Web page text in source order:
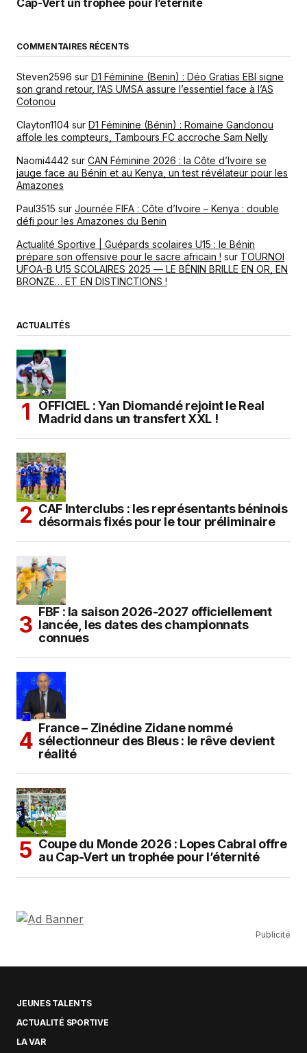
COMMENTAIRES RÉCENTS
Steven2596 sur D1 Féminine (Benin) : Déo Gratias EBI signe
son grand retour, l’AS UMSA assure l’essentiel face à l’AS
Cotonou
Clayton1104 sur D1 Féminine (Bénin) : Romaine Gandonou
affole les compteurs, Tambours FC accroche Sam Nelly
Naomi4442 sur CAN Féminine 2026 : la Côte d’Ivoire se
jauge face au Bénin et au Kenya, un test révélateur pour les
Amazones
Paul3515 sur Journée FIFA : Côte d’Ivoire – Kenya : double
défi pour les Amazones du Benin
Actualité Sportive | Guépards scolaires U15 : le Bénin
prépare son offensive pour le sacre africain ! sur TOURNOI
UFOA-B U15 SCOLAIRES 2025 — LE BÉNIN BRILLE EN OR, EN
BRONZE… ET EN DISTINCTIONS !
ACTUALITÉS
OFFICIEL : Yan Diomandé rejoint le Real
Madrid dans un transfert XXL !
CAF Interclubs : les représentants béninois
désormais fixés pour le tour préliminaire
FBF : la saison 2026-2027 officiellement
lancée, les dates des championnats
connues
France – Zinédine Zidane nommé
sélectionneur des Bleus : le rêve devient
réalité
Coupe du Monde 2026 : Lopes Cabral offre
au Cap-Vert un trophée pour l’éternité
Publicité
JEUNES TALENTS
ACTUALITÉ SPORTIVE
LA VAR